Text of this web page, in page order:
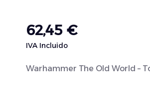
62,45 €
IVA Incluido
Warhammer The Old World –